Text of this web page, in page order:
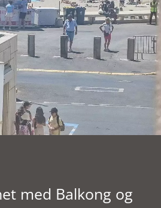
med Balkong og